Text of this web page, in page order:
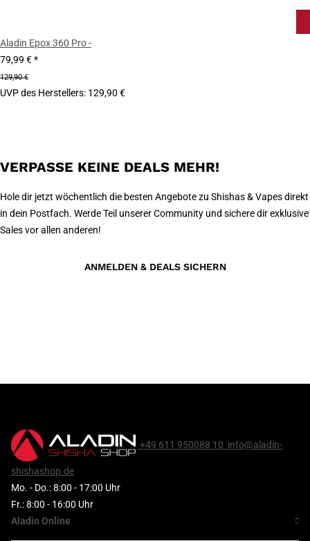
Aladin Epox 360 Pro -
79,99 €*
129,90 €
UVP des Herstellers: 129,90 €
VERPASSE KEINE DEALS MEHR!
Hole dir jetzt wöchentlich die besten Angebote zu Shishas & Vapes direkt
in dein Postfach. Werde Teil unserer Community und sichere dir exklusive
Sales vor allen anderen!
ANMELDEN & DEALS SICHERN
+49 611 950088 10 info@aladin-
shishashop.de
Mo. - Do.: 8:00 - 17:00 Uhr
Fr.: 8:00 - 16:00 Uhr
Aladin Online